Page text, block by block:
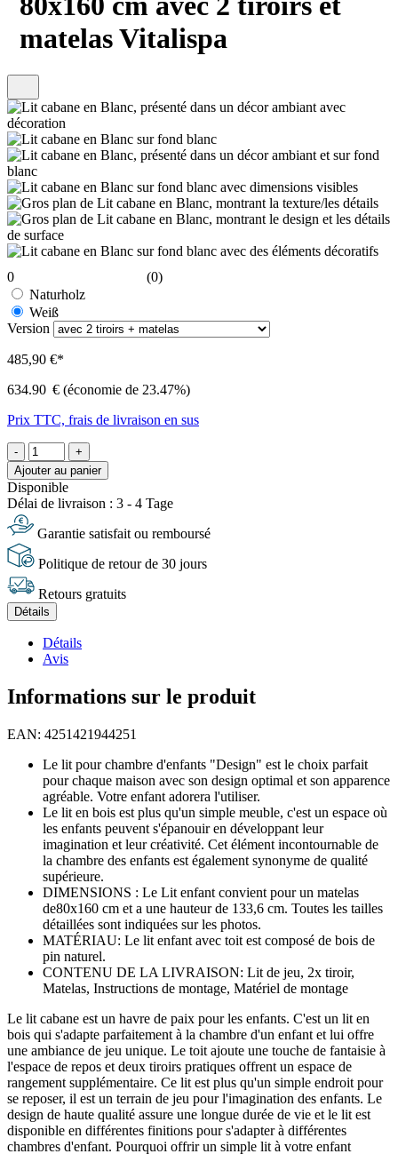
matelas Vitalispa
0
(0)
Naturholz
Weiß
Version
485,90 €*
634.90 € (économie de 23.47%)
Prix TTC, frais de livraison en sus
-
+
Ajouter au panier
Disponible
Délai de livraison : 3 - 4 Tage
Garantie satisfait ou remboursé
Politique de retour de 30 jours
Retours gratuits
Détails
Détails
Avis
Informations sur le produit
EAN: 4251421944251
Le lit pour chambre d'enfants "Design" est le choix parfait
pour chaque maison avec son design optimal et son apparence
agréable. Votre enfant adorera l'utiliser.
Le lit en bois est plus qu'un simple meuble, c'est un espace où
les enfants peuvent s'épanouir en développant leur
imagination et leur créativité. Cet élément incontournable de
la chambre des enfants est également synonyme de qualité
supérieure.
DIMENSIONS : Le Lit enfant convient pour un matelas
de80x160 cm et a une hauteur de 133,6 cm. Toutes les tailles
détaillées sont indiquées sur les photos.
MATÉRIAU: Le lit enfant avec toit est composé de bois de
pin naturel.
CONTENU DE LA LIVRAISON: Lit de jeu, 2x tiroir,
Matelas, Instructions de montage, Matériel de montage
Le lit cabane est un havre de paix pour les enfants. C'est un lit en
bois qui s'adapte parfaitement à la chambre d'un enfant et lui offre
une ambiance de jeu unique. Le toit ajoute une touche de fantaisie à
l'espace de repos et deux tiroirs pratiques offrent un espace de
rangement supplémentaire. Ce lit est plus qu'un simple endroit pour
se reposer, il est un terrain de jeu pour l'imagination des enfants. Le
design de haute qualité assure une longue durée de vie et le lit est
disponible en différentes finitions pour s'adapter à différentes
chambres d'enfant. Pourquoi offrir un simple lit à votre enfant